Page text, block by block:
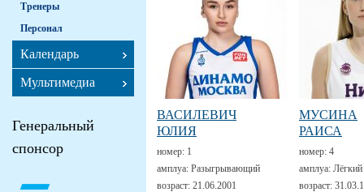
ВАСИЛЕВИЧ
ЮЛИЯ
номер: 1
амплуа: Разыгрывающий
возраст: 21.06.2001
МУСИНА
РАИСА
номер: 4
амплуа:
возраст:
Тренеры
Персонал
Календарь
Мультимедиа
Генеральный
спонсор